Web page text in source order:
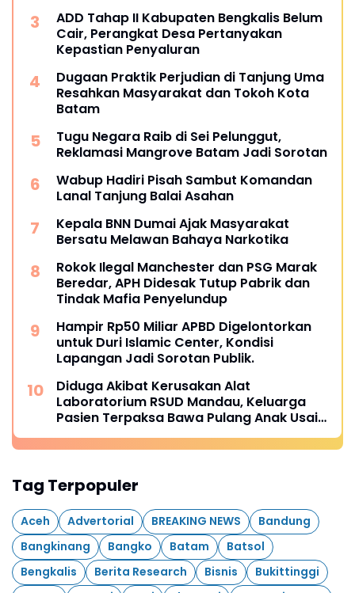
ADD Tahap II Kabupaten Bengkalis Belum
Cair, Perangkat Desa Pertanyakan
Kepastian Penyaluran
Dugaan Praktik Perjudian di Tanjung Uma
Resahkan Masyarakat dan Tokoh Kota
Batam
Tugu Negara Raib di Sei Pelunggut,
Reklamasi Mangrove Batam Jadi Sorotan
Wabup Hadiri Pisah Sambut Komandan
Lanal Tanjung Balai Asahan
Kepala BNN Dumai Ajak Masyarakat
Bersatu Melawan Bahaya Narkotika
Rokok Ilegal Manchester dan PSG Marak
Beredar, APH Didesak Tutup Pabrik dan
Tindak Mafia Penyelundup
Hampir Rp50 Miliar APBD Digelontorkan
untuk Duri Islamic Center, Kondisi
Lapangan Jadi Sorotan Publik.
Diduga Akibat Kerusakan Alat
Laboratorium RSUD Mandau, Keluarga
Pasien Terpaksa Bawa Pulang Anak Usai
Operasi di RS Thursina, Meski
Membutuhkan Transfusi Darah
Tag Terpopuler
Aceh Advertorial BREAKING NEWS
Bandung
Bangkinang
Bangko Batam
Batsol
Bengkalis
Berita Research Bisnis
Bukittinggi